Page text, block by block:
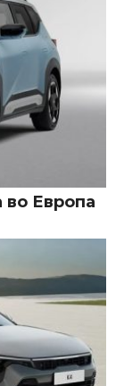
во Европа